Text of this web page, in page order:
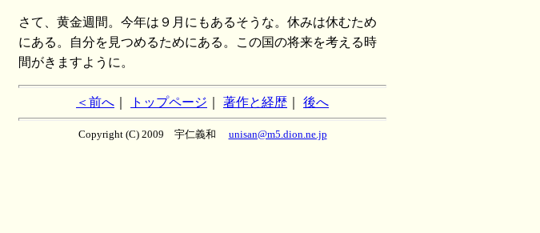
さて、黄金週間。今年は９月にもあるそうな。休みは休むため
にある。自分を見つめるためにある。この国の将来を考える時
間がきますように。
＜前へ トップページ 著作と経歴 後へ
Copyright (C) 2009 宇仁義和 unisan@m5.dion.ne.jp